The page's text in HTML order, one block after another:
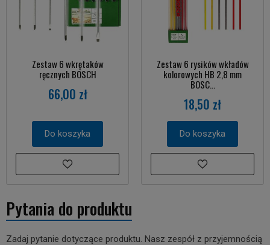
Zestaw 6 wkrętaków
ręcznych BOSCH
66,00 zł
Do koszyka
Zestaw 6 rysików wkładów
kolorowych HB 2,8 mm
BOSC...
18,50 zł
Do koszyka
Pytania do produktu
Zadaj pytanie dotyczące produktu. Nasz zespół z przyjemnością